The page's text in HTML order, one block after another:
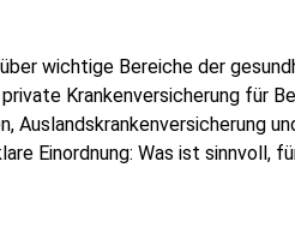
wichtige Bereiche der
Krankenversicherung für
Auslandskrankenversicherung
Einordnung: Was ist sinnvoll,